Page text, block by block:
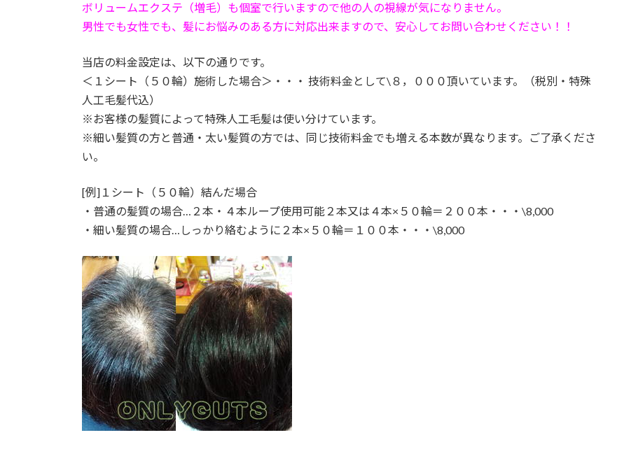
ボリュームエクステ（増毛）も個室で行いますので他の人の視線が気になりません。
男性でも女性でも、髪にお悩みのある方に対応出来ますので、安心してお問い合わせください！！
当店の料金設定は、以下の通りです。
＜１シート（５０輪）施術した場合＞・・・ 技術料金として\８，０００頂いています。（税別・特殊
人工毛髪代込）
※お客様の髪質によって特殊人工毛髪は使い分けています。
※細い髪質の方と普通・太い髪質の方では、同じ技術料金でも増える本数が異なります。ご了承くださ
い。
[例]１シート（５０輪）結んだ場合
・普通の髪質の場合…２本・４本ループ使用可能２本又は４本×５０輪＝２００本・・・\8,000
・細い髪質の場合…しっかり絡むように２本×５０輪＝１００本・・・\8,000